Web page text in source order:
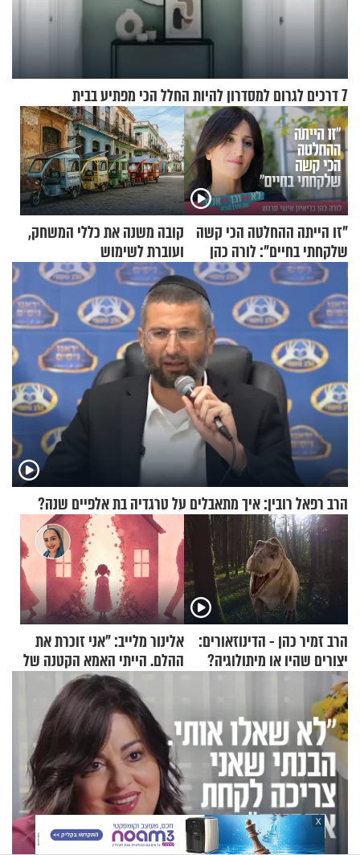
7 דרכים לגרום למסדרון להיות החלל הכי מפתיע בבית
"זו הייתה ההחלטה הכי קשה
שלקחתי בחיים": לורה כהן
בריאיון אישי מרגש
קובה משנה את כללי המשחק,
ועוברת לשימוש
בתלת־אופנועים סולאריים
הרב רפאל רובין: איך מתאבלים על טרגדיה בת אלפיים שנה?
הרב זמיר כהן - הדינוזאורים:
יצורים שהיו או מיתולוגיה?
חלק א’
אלינור מלייב: "אני זוכרת את
ההלם. הייתי האמא הקטנה של
X